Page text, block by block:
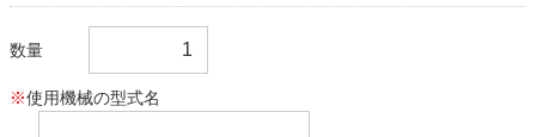
数量
※使用機械の型式名